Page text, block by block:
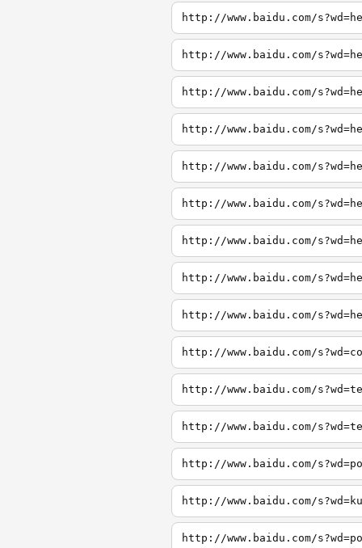
http://www.baidu.com/
http://www.baidu.com/
http://www.baidu.com/
http://www.baidu.com/
http://www.baidu.com/
http://www.baidu.com/
http://www.baidu.com/
http://www.baidu.com/
http://www.baidu.com/
http://www.baidu.com/
http://www.baidu.com/
http://www.baidu.com/
http://www.baidu.com/
http://www.baidu.com/
http://www.baidu.com/